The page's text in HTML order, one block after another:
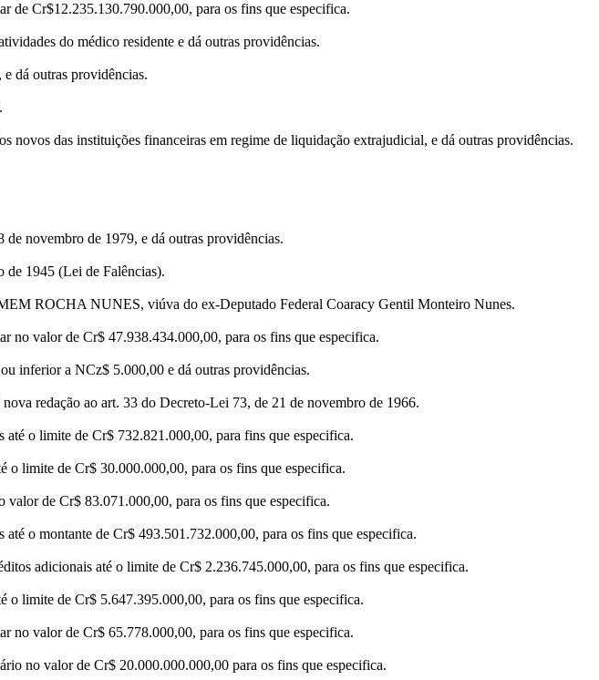
de Cr$12.235.130.790.000,00, para os fins que especifica.
do médico residente e dá outras providências.
dá outras providências.
das instituições financeiras em regime de liquidação extrajudicial, e dá outras providências.
novembro de 1979, e dá outras providências.
de 1945 (Lei de Falências).
ROCHA NUNES, viúva do ex-Deputado Federal Coaracy Gentil Monteiro Nunes.
no valor de Cr$ 47.938.434.000,00, para os fins que especifica.
inferior a NCz$ 5.000,00 e dá outras providências.
redação ao art. 33 do Decreto-Lei 73, de 21 de novembro de 1966.
o limite de Cr$ 732.821.000,00, para fins que especifica.
limite de Cr$ 30.000.000,00, para os fins que especifica.
de Cr$ 83.071.000,00, para os fins que especifica.
o montante de Cr$ 493.501.732.000,00, para os fins que especifica.
adicionais até o limite de Cr$ 2.236.745.000,00, para os fins que especifica.
limite de Cr$ 5.647.395.000,00, para os fins que especifica.
no valor de Cr$ 65.778.000,00, para os fins que especifica.
no valor de Cr$ 20.000.000.000,00 para os fins que especifica.